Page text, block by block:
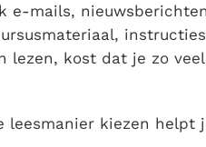
e-mails,
lezen, kost dat je zo
leesmanier kiezen helpt